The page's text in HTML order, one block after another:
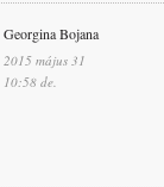
Georgina Bojana
2015 május 31
10:58 de.